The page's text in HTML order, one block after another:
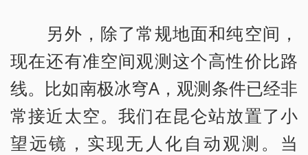
另外，除了常规地面和纯空间，
现在还有准空间观测这个高性价比路
线。比如南极冰穹A，观测条件已经非
常接近太空。我们在昆仑站放置了小
望远镜，实现无人化自动观测。当